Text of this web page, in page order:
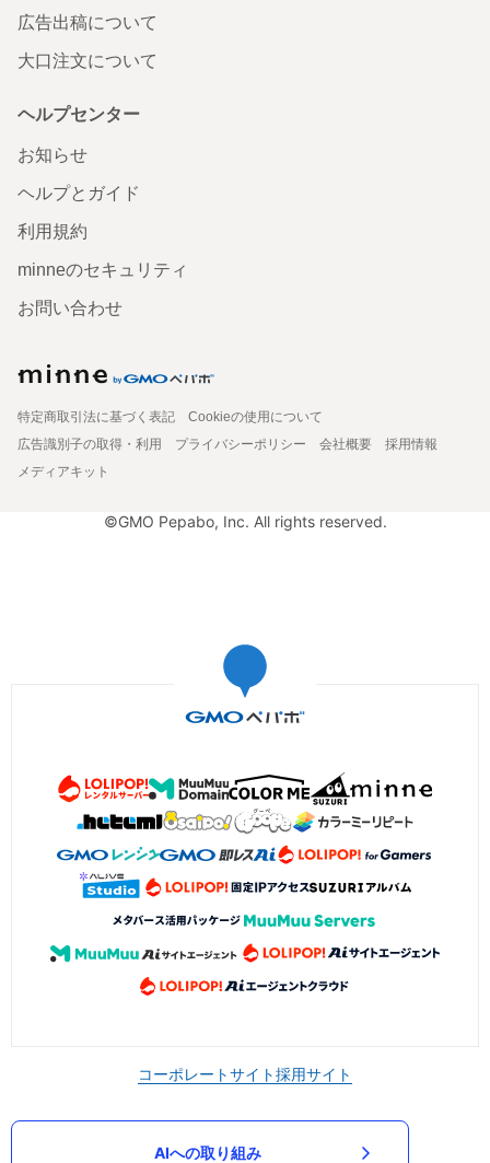
広告出稿について
大口注文について
ヘルプセンター
お知らせ
ヘルプとガイド
利用規約
minneのセキュリティ
お問い合わせ
特定商取引法に基づく表記
Cookieの使用について
広告識別子の取得・利用
プライバシーポリシー 会社概要
採用情報
メディアキット
©GMO Pepabo, Inc. All rights reserved.
コーポレートサイト採用サイト
AIへの取り組み